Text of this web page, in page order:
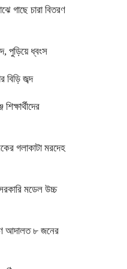
গাছে চারা বিতরণ
পুড়িয়ে ধ্বংস
বিড়ি জব্দ
গলাকাটা মরদেহ
মডেল উচ্চ
আদালত ৮ জনের